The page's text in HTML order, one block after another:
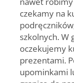
czekamy na
szkolnych. W
oczekujemy
prezentami.
upominkami